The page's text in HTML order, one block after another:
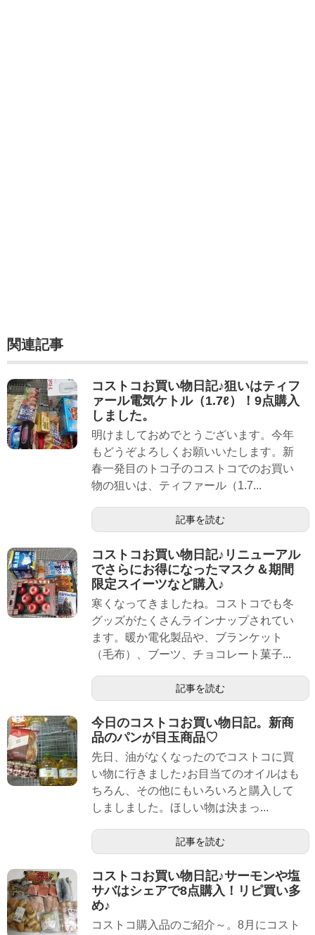
関連記事
コストコお買い物日記♪狙いはティフ
ァール電気ケトル（1.7ℓ）！9点購入
しました。
明けましておめでとうございます。今年
もどうぞよろしくお願いいたします。新
春一発目のトコ子のコストコでのお買い
物の狙いは、ティファール（1.7...
記事を読む
コストコお買い物日記♪リニューアル
でさらにお得になったマスク＆期間
限定スイーツなど購入♪
寒くなってきましたね。コストコでも冬
グッズがたくさんラインナップされてい
ます。暖か電化製品や、ブランケット
（毛布）、ブーツ、チョコレート菓子...
記事を読む
今日のコストコお買い物日記。新商
品のパンが目玉商品♡
先日、油がなくなったのでコストコに買
い物に行きました♪お目当てのオイルはも
ちろん、その他にもいろいろと購入して
しましました。ほしい物は決まっ...
記事を読む
コストコお買い物日記♪サーモンや塩
サバはシェアで8点購入！リピ買い多
め♪
コストコ購入品のご紹介～。8月にコスト